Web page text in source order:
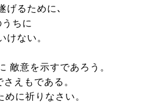
げるために､
ちに
けない。
敵意を示すであろう。
えもである。
に祈りなさい。